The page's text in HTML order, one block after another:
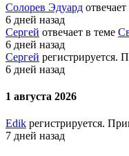
Солорев Эдуард
6 дней назад
Сергей отвечает в теме
6 дней назад
Сергей регистрируется.
6 дней назад
1 августа 2026
Edik регистрируется.
7 дней назад